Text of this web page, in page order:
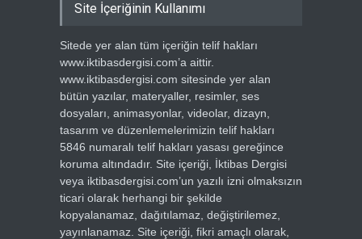
Site İçeriğinin Kullanımı
Sitede yer alan tüm içeriğin telif hakları
www.iktibasdergisi.com’a aittir.
www.iktibasdergisi.com sitesinde yer alan
bütün yazılar, materyaller, resimler, ses
dosyaları, animasyonlar, videolar, dizayn,
tasarım ve düzenlemelerimizin telif hakları
5846 numaralı telif hakları yasası gereğince
koruma altındadır. Site içeriği, İktibas Dergisi
veya iktibasdergisi.com’un yazılı izni olmaksızın
ticari olarak herhangi bir şekilde
kopyalanamaz, dağıtılamaz, değiştirilemez,
yayınlanamaz. Site içeriği, fikri amaçlı olarak,